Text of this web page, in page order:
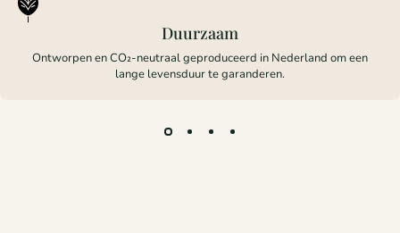
Duurzaam
Ontworpen en CO₂-neutraal geproduceerd in Nederland om een
lange levensduur te garanderen.